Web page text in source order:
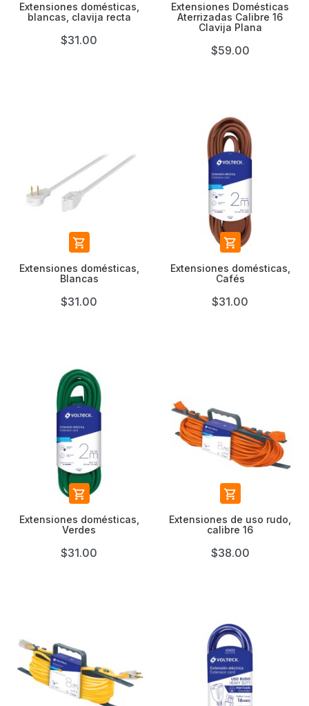
Extensiones domésticas,
blancas, clavija recta
$31.00
Extensiones Domésticas
Aterrizadas Calibre 16
Clavija Plana
$59.00

Extensiones domésticas,
Blancas
$31.00

Extensiones domésticas,
Cafés
$31.00

Extensiones domésticas,
Verdes
$31.00

Extensiones de uso rudo,
calibre 16
$38.00